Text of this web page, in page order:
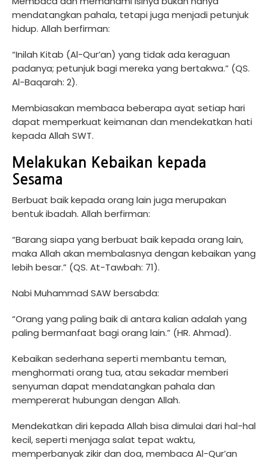
mendatangkan pahala, tetapi juga menjadi petunjuk
hidup. Allah berfirman:
“Inilah Kitab (Al-Qur’an) yang tidak ada keraguan
padanya; petunjuk bagi mereka yang bertakwa.” (QS.
Al-Baqarah: 2).
Membiasakan membaca beberapa ayat setiap hari
dapat memperkuat keimanan dan mendekatkan hati
kepada Allah SWT.
Melakukan Kebaikan kepada
Sesama
Berbuat baik kepada orang lain juga merupakan
bentuk ibadah. Allah berfirman:
“Barang siapa yang berbuat baik kepada orang lain,
maka Allah akan membalasnya dengan kebaikan yang
lebih besar.” (QS. At-Tawbah: 71).
Nabi Muhammad SAW bersabda:
“Orang yang paling baik di antara kalian adalah yang
paling bermanfaat bagi orang lain.” (HR. Ahmad).
Kebaikan sederhana seperti membantu teman,
menghormati orang tua, atau sekadar memberi
senyuman dapat mendatangkan pahala dan
mempererat hubungan dengan Allah.
Mendekatkan diri kepada Allah bisa dimulai dari hal-hal
kecil, seperti menjaga salat tepat waktu,
memperbanyak zikir dan doa, membaca Al-Qur’an